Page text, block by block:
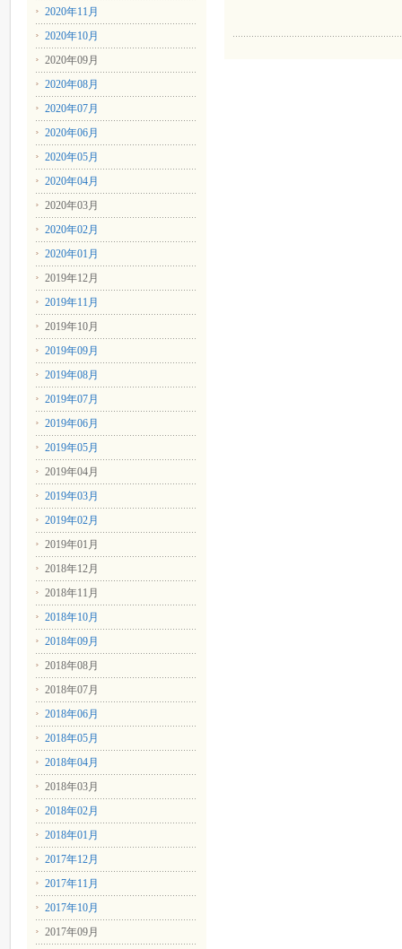
2020年11月
2020年10月
2020年09月
2020年08月
2020年07月
2020年06月
2020年05月
2020年04月
2020年03月
2020年02月
2020年01月
2019年12月
2019年11月
2019年10月
2019年09月
2019年08月
2019年07月
2019年06月
2019年05月
2019年04月
2019年03月
2019年02月
2019年01月
2018年12月
2018年11月
2018年10月
2018年09月
2018年08月
2018年07月
2018年06月
2018年05月
2018年04月
2018年03月
2018年02月
2018年01月
2017年12月
2017年11月
2017年10月
2017年09月